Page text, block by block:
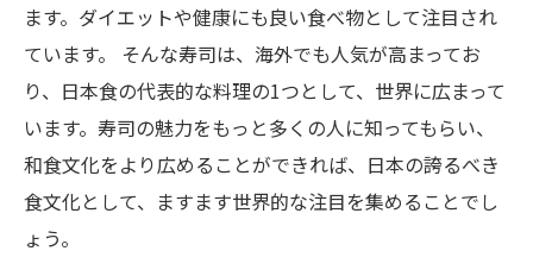
ます。ダイエットや健康にも良い食べ物として注目され
ています。 そんな寿司は、海外でも人気が高まってお
り、日本食の代表的な料理の1つとして、世界に広まって
います。寿司の魅力をもっと多くの人に知ってもらい、
和食文化をより広めることができれば、日本の誇るべき
食文化として、ますます世界的な注目を集めることでし
ょう。